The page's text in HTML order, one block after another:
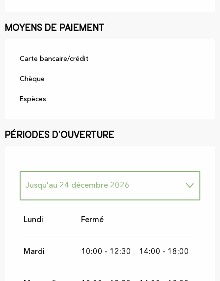
Moyens de paiement
Carte bancaire/crédit
Chèque
Espèces
Périodes d'ouverture
Jusqu'au 24 décembre 2026
2026
Lundi Fermé
Mardi 10:00 - 12:30 14:00 - 18:00